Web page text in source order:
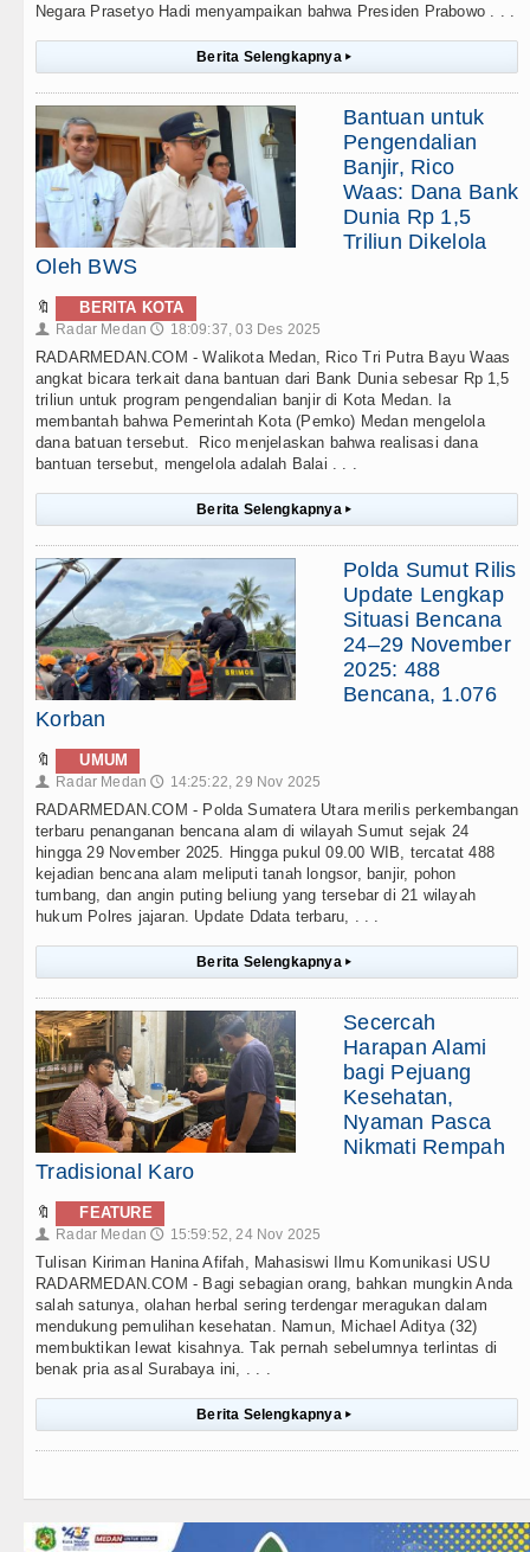
Negara Prasetyo Hadi menyampaikan bahwa Presiden Prabowo . . .
Berita Selengkapnya ▸
Bantuan untuk
Pengendalian
Banjir, Rico
Waas: Dana Bank
Dunia Rp 1,5
Triliun Dikelola
Oleh BWS
🔖 BERITA KOTA
👤 Radar Medan 🕔 18:09:37, 03 Des 2025
RADARMEDAN.COM - Walikota Medan, Rico Tri Putra Bayu Waas
angkat bicara terkait dana bantuan dari Bank Dunia sebesar Rp 1,5
triliun untuk program pengendalian banjir di Kota Medan. Ia
membantah bahwa Pemerintah Kota (Pemko) Medan mengelola
dana batuan tersebut. Rico menjelaskan bahwa realisasi dana
bantuan tersebut, mengelola adalah Balai . . .
Berita Selengkapnya ▸
Polda Sumut Rilis
Update Lengkap
Situasi Bencana
24–29 November
2025: 488
Bencana, 1.076
Korban
🔖 UMUM
👤 Radar Medan 🕔 14:25:22, 29 Nov 2025
RADARMEDAN.COM - Polda Sumatera Utara merilis perkembangan
terbaru penanganan bencana alam di wilayah Sumut sejak 24
hingga 29 November 2025. Hingga pukul 09.00 WIB, tercatat 488
kejadian bencana alam meliputi tanah longsor, banjir, pohon
tumbang, dan angin puting beliung yang tersebar di 21 wilayah
hukum Polres jajaran. Update Ddata terbaru, . . .
Berita Selengkapnya ▸
Secercah
Harapan Alami
bagi Pejuang
Kesehatan,
Nyaman Pasca
Nikmati Rempah
Tradisional Karo
🔖 FEATURE
👤 Radar Medan 🕔 15:59:52, 24 Nov 2025
Tulisan Kiriman Hanina Afifah, Mahasiswi Ilmu Komunikasi USU
RADARMEDAN.COM - Bagi sebagian orang, bahkan mungkin Anda
salah satunya, olahan herbal sering terdengar meragukan dalam
mendukung pemulihan kesehatan. Namun, Michael Aditya (32)
membuktikan lewat kisahnya. Tak pernah sebelumnya terlintas di
benak pria asal Surabaya ini, . . .
Berita Selengkapnya ▸